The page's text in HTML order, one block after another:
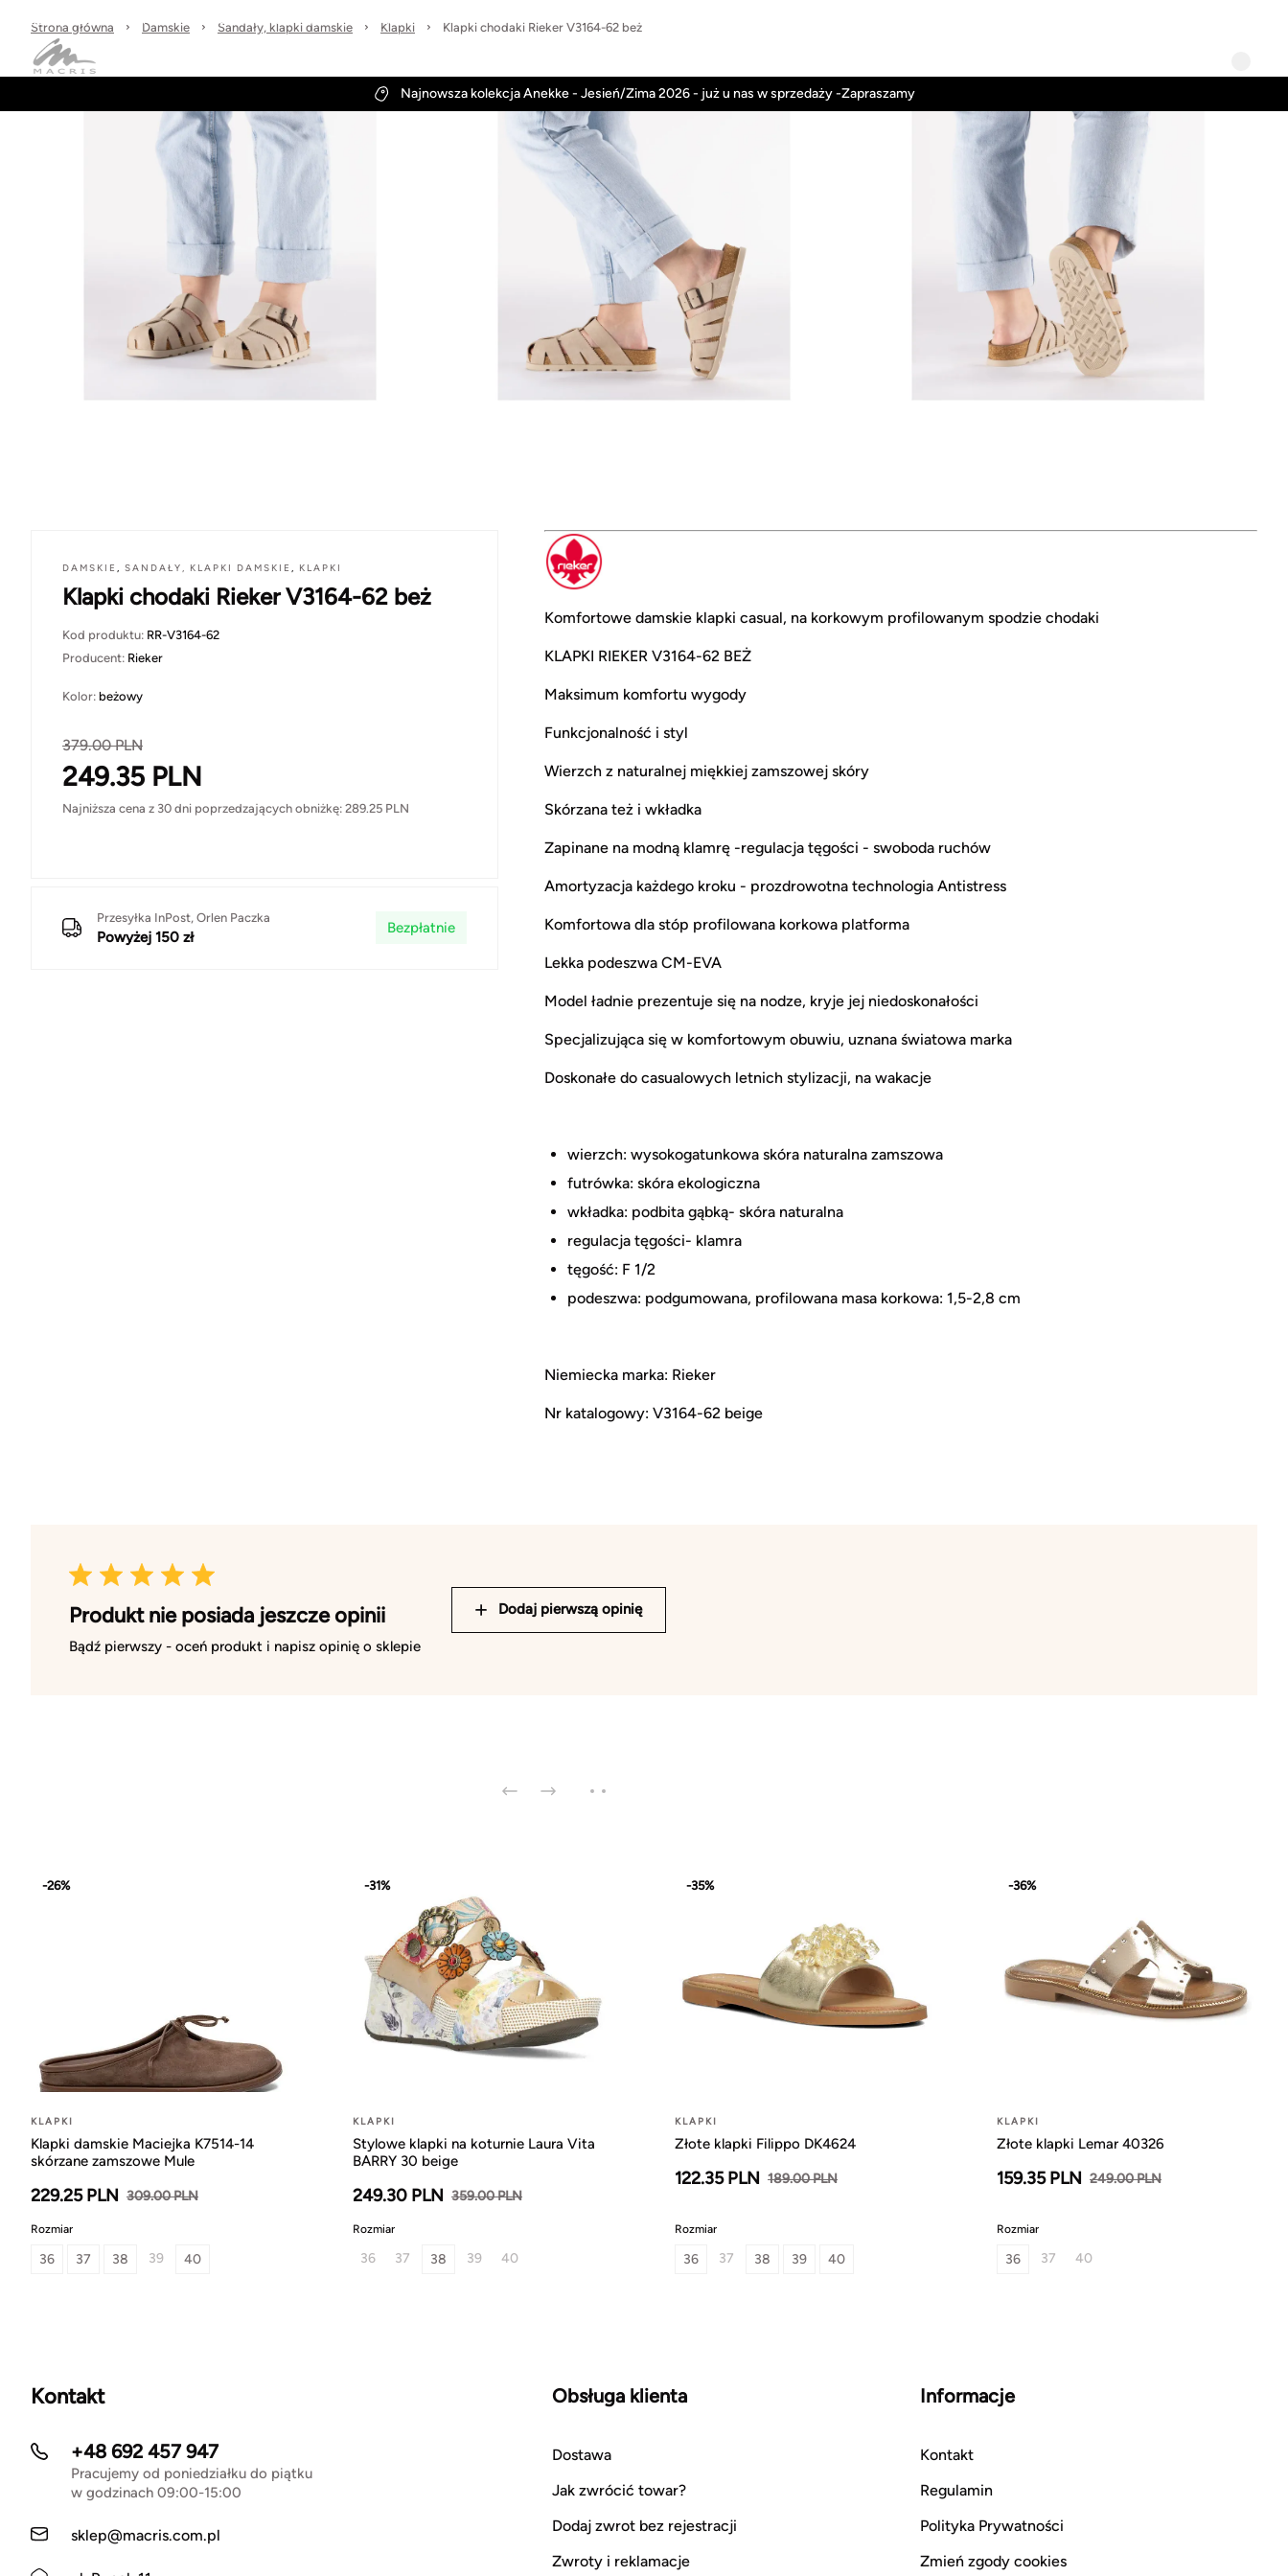
30 dni na zwrot Wysyłka w 24h
Najnowsza kolekcja Anekke - Jesień/Zima 2026 - już u nas w sprzedaży -Zapraszamy
Strona główna Damskie Sandały, klapki damskie Klapki Klapki chodaki Rieker V3164-62 beż
DAMSKIE , SANDAŁY, KLAPKI DAMSKIE , KLAPKI
Klapki chodaki Rieker V3164-62 beż
Kod produktu: RR-V3164-62
Producent: Rieker
Kolor: beżowy
379.00PLN
249.35 PLN
Najniższa cena z 30 dni poprzedzających obniżkę: 289.25 PLN
Przesyłka InPost, Orlen Paczka
Powyżej 150 zł
Bezpłatnie
Komfortowe damskie klapki casual, na korkowym profilowanym spodzie chodaki
KLAPKI RIEKER V3164-62 BEŻ
Maksimum komfortu wygody
Funkcjonalność i styl
Wierzch z naturalnej miękkiej zamszowej skóry
Skórzana też i wkładka
Zapinane na modną klamrę -regulacja tęgości - swoboda ruchów
Amortyzacja każdego kroku - prozdrowotna technologia Antistress
Komfortowa dla stóp profilowana korkowa platforma
Lekka podeszwa CM-EVA
Model ładnie prezentuje się na nodze, kryje jej niedoskonałości
Specjalizująca się w komfortowym obuwiu, uznana światowa marka
Doskonałe do casualowych letnich stylizacji, na wakacje
wierzch: wysokogatunkowa skóra naturalna zamszowa
futrówka: skóra ekologiczna
wkładka: podbita gąbką- skóra naturalna
regulacja tęgości- klamra
tęgość: F 1/2
podeszwa: podgumowana, profilowana masa korkowa: 1,5-2,8 cm
Niemiecka marka: Rieker
Nr katalogowy: V3164-62 beige
Produkt nie posiada jeszcze opinii
Bądź pierwszy - oceń produkt i napisz opinię o sklepie
Dodaj pierwszą opinię
-26%
KLAPKI
Klapki damskie Maciejka K7514-14
skórzane zamszowe Mule
229.25 PLN 309.00 PLN
Rozmiar
36 37 38 39 40
-31%
KLAPKI
Stylowe klapki na koturnie Laura Vita
BARRY 30 beige
249.30 PLN 359.00 PLN
Rozmiar
36 37 38 39 40
-35%
KLAPKI
Złote klapki Filippo DK4624
122.35 PLN 189.00 PLN
Rozmiar
36 37 38 39 40
-36%
KLAPKI
Złote klapki Lemar 40326
159.35 PLN 249.00 PLN
Rozmiar
36 37 40
Kontakt
+48 692 457 947
Pracujemy od poniedziałku do piątku
w godzinach 09:00-15:00
sklep@macris.com.pl
Obsługa klienta
Dostawa
Jak zwrócić towar?
Dodaj zwrot bez rejestracji
Zwroty i reklamacje
Informacje
Kontakt
Regulamin
Polityka Prywatności
Zmień zgody cookies